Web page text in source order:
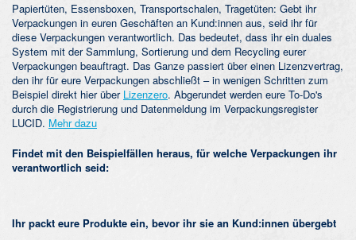
Papiertüten, Essensboxen, Transportschalen, Tragetüten: Gebt ihr
Verpackungen in euren Geschäften an Kund:innen aus, seid ihr für
diese Verpackungen verantwortlich. Das bedeutet, dass ihr ein duales
System mit der Sammlung, Sortierung und dem Recycling eurer
Verpackungen beauftragt. Das Ganze passiert über einen Lizenzvertrag,
den ihr für eure Verpackungen abschließt – in wenigen Schritten zum
Beispiel direkt hier über Lizenzero. Abgerundet werden eure To-Do's
durch die Registrierung und Datenmeldung im Verpackungsregister
LUCID. Mehr dazu
Findet mit den Beispielfällen heraus, für welche Verpackungen ihr
verantwortlich seid:
Ihr packt eure Produkte ein, bevor ihr sie an Kund:innen übergebt